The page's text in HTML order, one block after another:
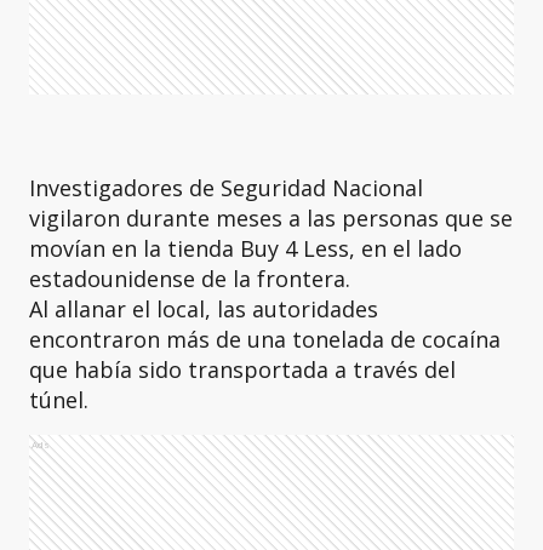
Investigadores de Seguridad Nacional
vigilaron durante meses a las personas que se
movían en la tienda Buy 4 Less, en el lado
estadounidense de la frontera.
Al allanar el local, las autoridades
encontraron más de una tonelada de cocaína
que había sido transportada a través del
túnel.
Ads